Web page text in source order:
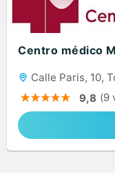
Centro médico
Calle Paris, 10,
9,8 (9